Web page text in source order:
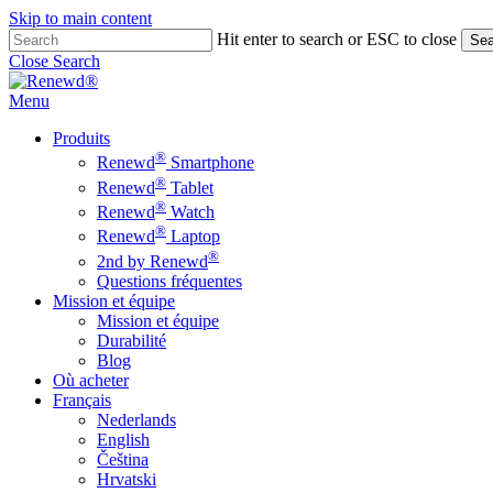
Skip to main content
Hit enter to search or ESC to close
Close Search
Menu
Produits
Renewd® Smartphone
Renewd® Tablet
Renewd® Watch
Renewd® Laptop
2nd by Renewd®
Questions fréquentes
Mission et équipe
Mission et équipe
Durabilité
Blog
Où acheter
Français
Nederlands
English
Čeština
Hrvatski